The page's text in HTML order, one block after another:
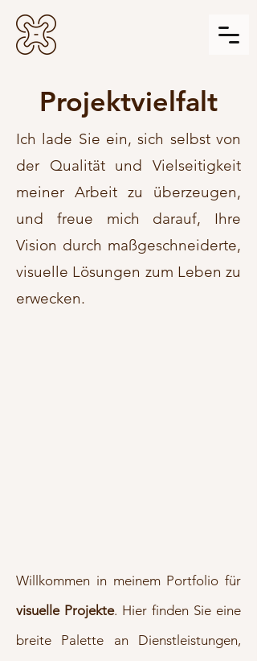
Projektvielfalt
Ich lade Sie ein, sich selbst von
der Qualität und Vielseitigkeit
meiner Arbeit zu überzeugen,
und freue mich darauf, Ihre
Vision durch maßgeschneiderte,
visuelle Lösungen zum Leben zu
erwecken.
Willkommen in meinem Portfolio für
visuelle Projekte. Hier finden Sie eine
breite Palette an Dienstleistungen,